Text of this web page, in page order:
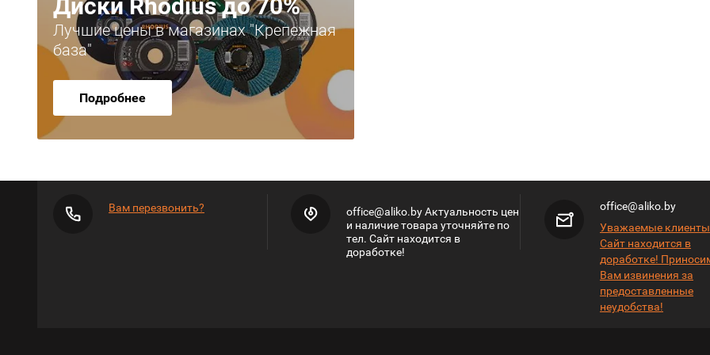
Диски Rhodius до 70%
Лучшие цены в магазинах "Крепежная
база"
Подробнее
Вам перезвонить?
office@aliko.by Актуальность цен
и наличие товара уточняйте по
тел. Сайт находится в
доработке!
office@aliko.by
Уважаемые
Сайт находится в
доработке!
Вам извинения за
предоставленные
неудобства!